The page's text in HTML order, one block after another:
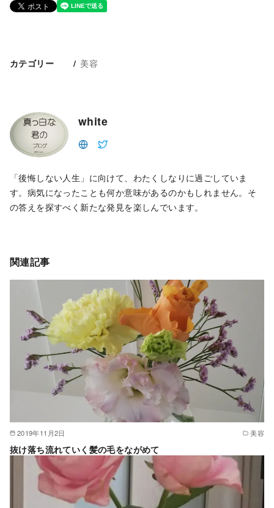
カテゴリー 美容
white
「後悔しない人生」に向けて、わたくしなりに過ごしていま
す。病気になったことも何か意味があるのかもしれません。そ
の答えを探すべく新たな発見を楽しんでいます。
関連記事
2019年11月2日 美容
抜け落ち流れていく髪の毛をながめて